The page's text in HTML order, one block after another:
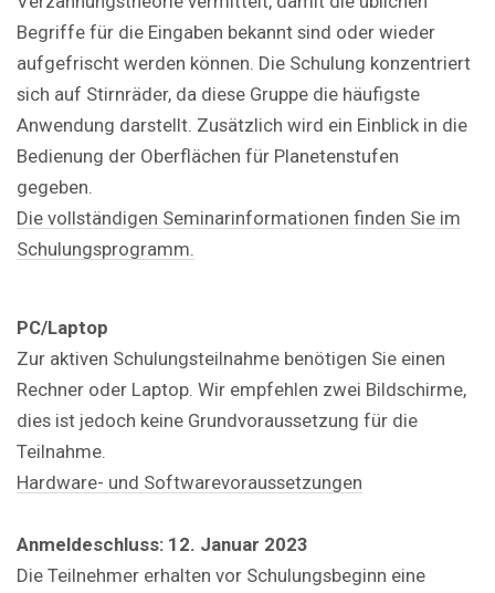
Begriffe für die Eingaben bekannt sind oder wieder
aufgefrischt werden können. Die Schulung konzentriert
sich auf Stirnräder, da diese Gruppe die häufigste
Anwendung darstellt. Zusätzlich wird ein Einblick in die
Bedienung der Oberflächen für Planetenstufen
gegeben.
Die vollständigen Seminarinformationen finden Sie im
Schulungsprogramm.
PC/Laptop
Zur aktiven Schulungsteilnahme benötigen Sie einen
Rechner oder Laptop. Wir empfehlen zwei Bildschirme,
dies ist jedoch keine Grundvoraussetzung für die
Teilnahme.
Hardware- und Softwarevoraussetzungen
Anmeldeschluss: 12. Januar 2023
Die Teilnehmer erhalten vor Schulungsbeginn eine